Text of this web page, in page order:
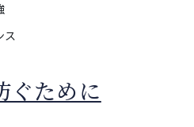
ス
ぐために